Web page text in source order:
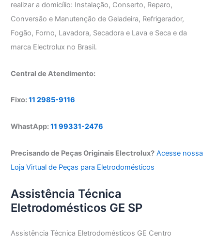
realizar a domicílio: Instalação, Conserto, Reparo,
Conversão e Manutenção de Geladeira, Refrigerador,
Fogão, Forno, Lavadora, Secadora e Lava e Seca e da
marca Electrolux no Brasil.
Central de Atendimento:
Fixo:11 2985-9116
WhastApp:11 99331-2476
Precisando de Peças Originais Electrolux? Acesse nossa
Loja Virtual de Peças para Eletrodomésticos
Assistência Técnica
Eletrodomésticos GE SP
Assistência Técnica Eletrodomésticos GE Centro